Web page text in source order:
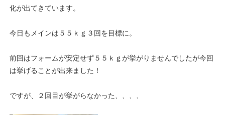
化が出てきています。
今日もメインは５５ｋｇ３回を目標に。
前回はフォームが安定せず５５ｋｇが挙がりませんでしたが今回
は挙げることが出来ました！
ですが、２回目が挙がらなかった、、、、